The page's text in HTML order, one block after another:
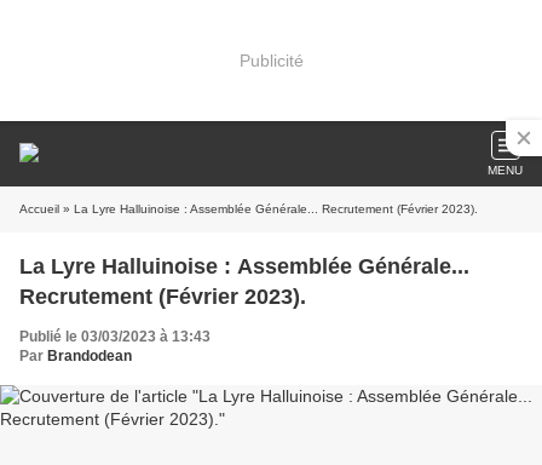
Publicité
MENU
Accueil » La Lyre Halluinoise : Assemblée Générale... Recrutement (Février 2023).
La Lyre Halluinoise : Assemblée Générale...
Recrutement (Février 2023).
Publié le 03/03/2023 à 13:43
Par Brandodean